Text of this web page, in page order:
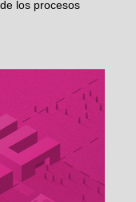
los procesos